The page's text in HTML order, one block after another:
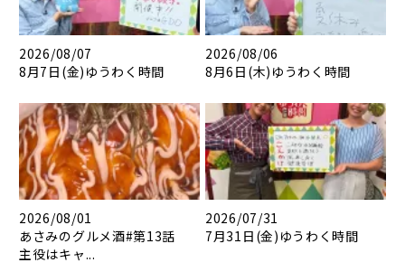
2026/08/07
8月7日(金)ゆうわく時間
2026/08/06
8月6日(木)ゆうわく時間
2026/08/01
あさみのグルメ酒#第13話
主役はキャ...
2026/07/31
7月31日(金)ゆうわく時間